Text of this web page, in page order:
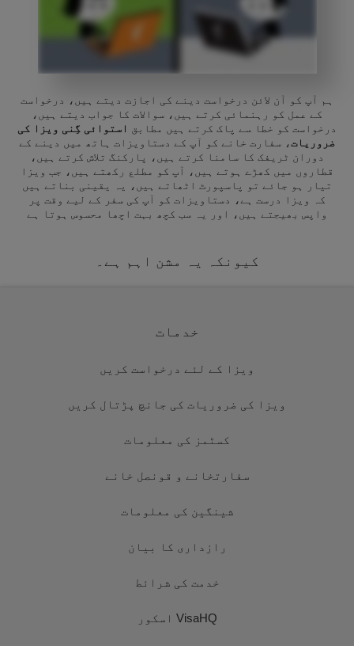
ہم آپ کو آن لائن درخواست دینے کی اجازت دیتے ہیں، درخواست
کے عمل کو رہنمائی کرتے ہیں، سوالات کا جواب دیتے ہیں،
درخواست کو خطا سے پاک کرتے ہیں مطابق
استوائی گِنی ویزا کی
ضروریات، سفارت خانے کو آپ کے دستاویزات ہاتھ میں دینے کے
دوران ٹریفک کا سامنا کرتے ہیں، پارکنگ تلاش کرتے ہیں،
قطاروں میں کھڑے ہوتے ہیں، آپ کو مطلع رکھتے ہیں، جب ویزا
تیار ہو جائے تو پاسپورٹ اٹھاتے ہیں، یہ یقینی بناتے ہیں
کہ ویزا درست ہے، دستاویزات کو آپ کی سفر کے لیے وقت پر
واپس بھیجتے ہیں، اور یہ سب کچھ بہت اچھا محسوس ہوتا ہے
کیونکہ یہ مشن اہم ہے۔
خدمات
ویزا کے لئے درخواست کریں
ویزا کی ضروریات کی جانچ پڑتال کریں
کسٹمز کی معلومات
سفارتخانے و قونصل خانے
شینگین کی معلومات
رازداری کا بیان
خدمت کی شرائط
VisaHQ اسکور